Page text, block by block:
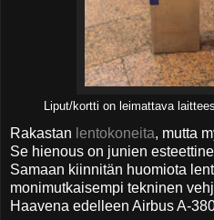
Liput/kortti on leimattava
Rakastan lentokoneita, mutta
Se hienous on junien
Samaan kiinnitän huomiota
monimutkaisempi tekninen
Haavena edelleen Airbus A-